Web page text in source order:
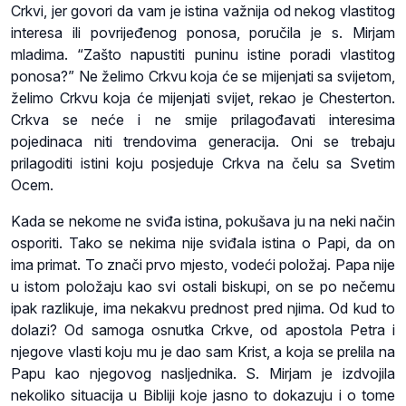
Crkvi, jer govori da vam je istina važnija od nekog vlastitog
interesa ili povrijeđenog ponosa, poručila je s. Mirjam
mladima. “Zašto napustiti puninu istine poradi vlastitog
ponosa?” Ne želimo Crkvu koja će se mijenjati sa svijetom,
želimo Crkvu koja će mijenjati svijet, rekao je Chesterton.
Crkva se neće i ne smije prilagođavati interesima
pojedinaca niti trendovima generacija. Oni se trebaju
prilagoditi istini koju posjeduje Crkva na čelu sa Svetim
Ocem.
Kada se nekome ne sviđa istina, pokušava ju na neki način
osporiti. Tako se nekima nije sviđala istina o Papi, da on
ima primat. To znači prvo mjesto, vodeći položaj. Papa nije
u istom položaju kao svi ostali biskupi, on se po nečemu
ipak razlikuje, ima nekakvu prednost pred njima. Od kud to
dolazi? Od samoga osnutka Crkve, od apostola Petra i
njegove vlasti koju mu je dao sam Krist, a koja se prelila na
Papu kao njegovog nasljednika. S. Mirjam je izdvojila
nekoliko situacija u Bibliji koje jasno to dokazuju i o tome